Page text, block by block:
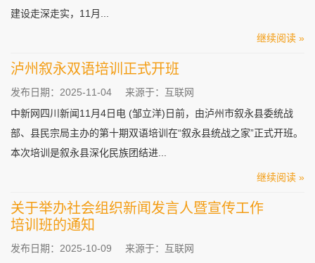
建设走深走实，11月...
继续阅读 »
泸州叙永双语培训正式开班
发布日期：2025-11-04
来源于：互联网
中新网四川新闻11月4日电 (邹立洋)日前，由泸州市叙永县委统战
部、县民宗局主办的第十期双语培训在“叙永县统战之家”正式开班。
本次培训是叙永县深化民族团结进...
继续阅读 »
关于举办社会组织新闻发言人暨宣传工作
培训班的通知
发布日期：2025-10-09
来源于：互联网